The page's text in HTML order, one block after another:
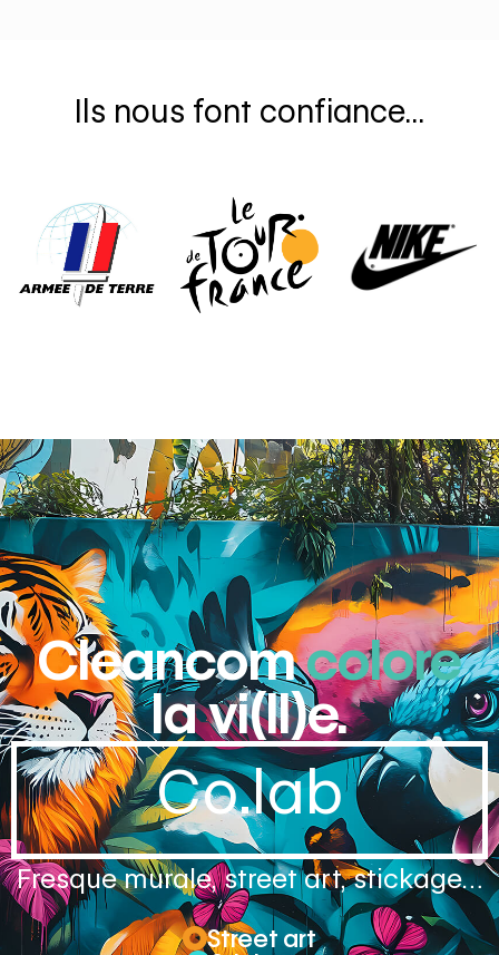
Ils nous font confiance...
Cleancomcolore
la vi(ll)e.
Co.lab
Fresque murale, street art, stickage…
Street art